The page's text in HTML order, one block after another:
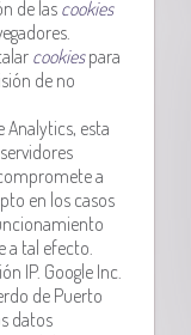
de las cookies
cookiespara
de no
Analytics, esta
a
en los casos
a tal efecto.
IP. Google Inc.
de Puerto
datos